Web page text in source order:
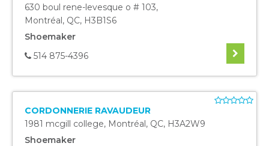
630 boul rene-levesque o # 103,
Montréal, QC, H3B1S6
Shoemaker
514 875-4396
CORDONNERIE RAVAUDEUR
1981 mcgill college, Montréal, QC, H3A2W9
Shoemaker